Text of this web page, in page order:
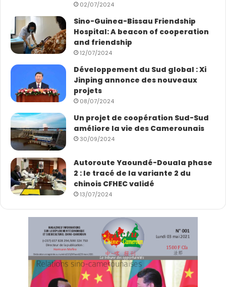
Sandrine Namen
02/07/2024
Sino-Guinea-Bissau Friendship
Hospital: A beacon of cooperation
and friendship
12/07/2024
Développement du Sud global : Xi
Jinping annonce des nouveaux
projets
08/07/2024
Un projet de coopération Sud-Sud
améliore la vie des Camerounais
30/09/2024
Autoroute Yaoundé-Douala phase
2 : le tracé de la variante 2 du
chinois CFHEC validé
13/07/2024